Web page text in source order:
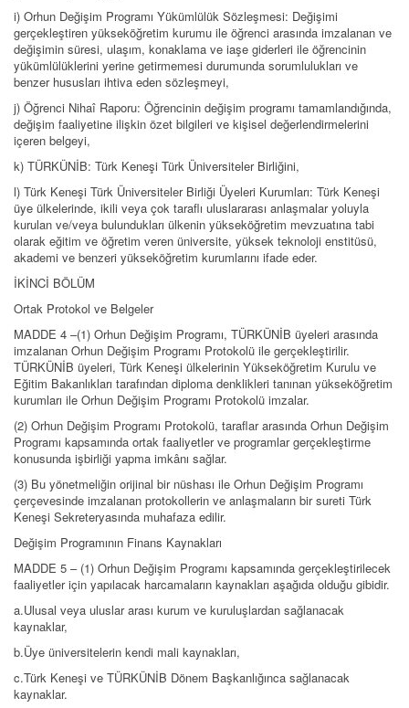
i) Orhun Değişim Programı Yükümlülük Sözleşmesi: Değişimi
gerçekleştiren yükseköğretim kurumu ile öğrenci arasında imzalanan ve
değişimin süresi, ulaşım, konaklama ve iaşe giderleri ile öğrencinin
yükümlülüklerini yerine getirmemesi durumunda sorumlulukları ve
benzer hususları ihtiva eden sözleşmeyi,
j) Öğrenci Nihaî Raporu: Öğrencinin değişim programı tamamlandığında,
değişim faaliyetine ilişkin özet bilgileri ve kişisel değerlendirmelerini
içeren belgeyi,
k) TÜRKÜNİB: Türk Keneşi Türk Üniversiteler Birliğini,
l) Türk Keneşi Türk Üniversiteler Birliği Üyeleri Kurumları: Türk Keneşi
üye ülkelerinde, ikili veya çok taraflı uluslararası anlaşmalar yoluyla
kurulan ve/veya bulundukları ülkenin yükseköğretim mevzuatına tabi
olarak eğitim ve öğretim veren üniversite, yüksek teknoloji enstitüsü,
akademi ve benzeri yükseköğretim kurumlarını ifade eder.
İKİNCİ BÖLÜM
Ortak Protokol ve Belgeler
MADDE 4 –(1) Orhun Değişim Programı, TÜRKÜNİB üyeleri arasında
imzalanan Orhun Değişim Programı Protokolü ile gerçekleştirilir.
TÜRKÜNİB üyeleri, Türk Keneşi ülkelerinin Yükseköğretim Kurulu ve
Eğitim Bakanlıkları tarafından diploma denklikleri tanınan yükseköğretim
kurumları ile Orhun Değişim Programı Protokolü imzalar.
(2) Orhun Değişim Programı Protokolü, taraflar arasında Orhun Değişim
Programı kapsamında ortak faaliyetler ve programlar gerçekleştirme
konusunda işbirliği yapma imkânı sağlar.
(3) Bu yönetmeliğin orijinal bir nüshası ile Orhun Değişim Programı
çerçevesinde imzalanan protokollerin ve anlaşmaların bir sureti Türk
Keneşi Sekreteryasında muhafaza edilir.
Değişim Programının Finans Kaynakları
MADDE 5 – (1) Orhun Değişim Programı kapsamında gerçekleştirilecek
faaliyetler için yapılacak harcamaların kaynakları aşağıda olduğu gibidir.
a.Ulusal veya uluslar arası kurum ve kuruluşlardan sağlanacak
kaynaklar,
b.Üye üniversitelerin kendi mali kaynakları,
c.Türk Keneşi ve TÜRKÜNİB Dönem Başkanlığınca sağlanacak
kaynaklar.